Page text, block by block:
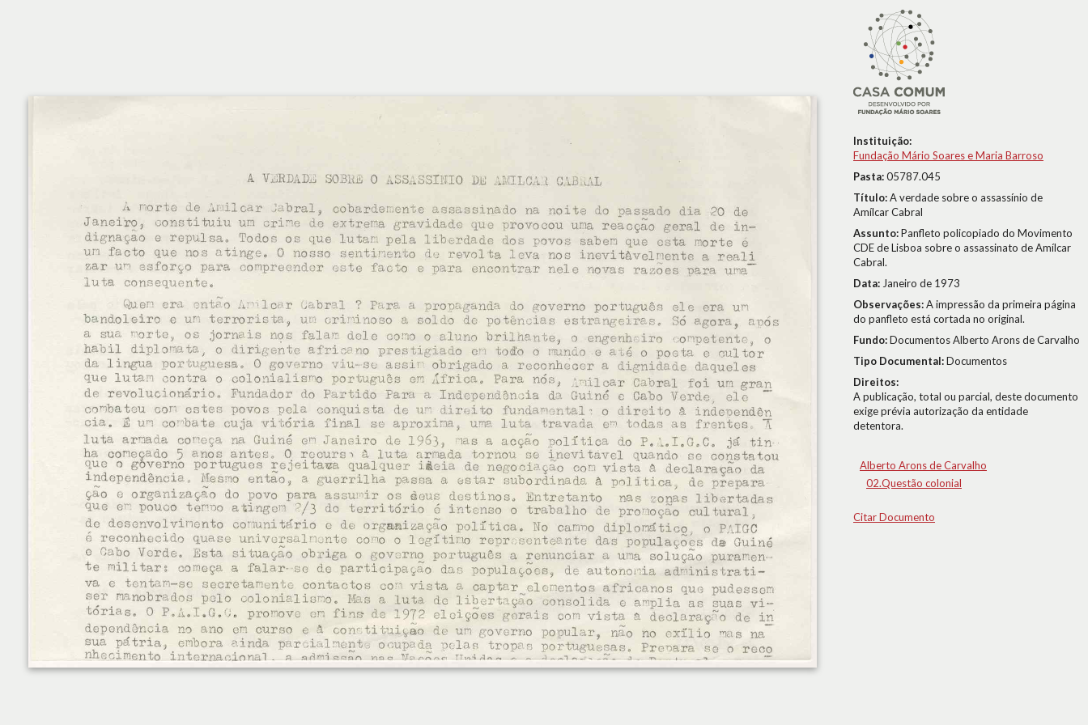
Instituição:
Fundação Mário Soares e Maria Barroso
Pasta:05787.045
Título:A verdade sobre o assassínio de
Amílcar Cabral
Assunto:Panfleto policopiado do Movimento
CDE de Lisboa sobre o assassinato de Amílcar
Cabral.
Data: Janeiro de 1973
Observações:A impressão da primeira página
do panfleto está cortada no original.
Fundo:Documentos Alberto Arons de Carvalho
Tipo Documental:Documentos
Direitos:
A publicação, total ou parcial, deste documento
exige prévia autorização da entidade
detentora.
Alberto Arons de Carvalho
02.Questão colonial
Citar Documento